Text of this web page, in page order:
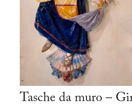
Tasche da muro –